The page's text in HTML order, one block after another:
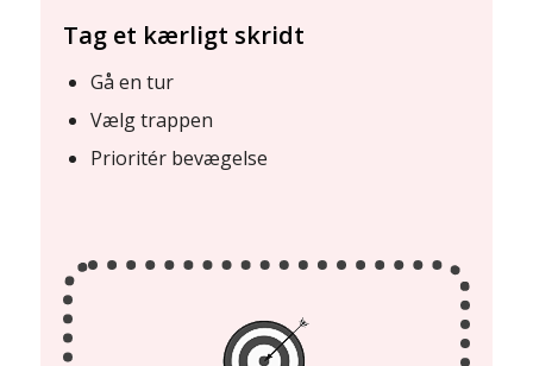
Tag et kærligt skridt
Gå en tur
Vælg trappen
Prioritér bevægelse